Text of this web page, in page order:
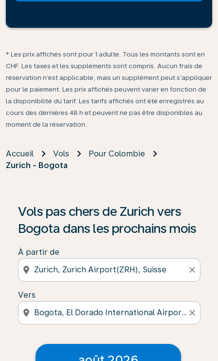
* Les prix affichés sont pour 1 adulte. Tous les montants sont en
CHF. Les taxes et les suppléments sont compris. Aucun frais de
réservation n’est applicable, mais un supplément peut s’appliquer
pour le paiement. Les prix affichés peuvent varier en fonction de
la disponibilité du tarif. Les tarifs affichés ont été enregistrés au
cours des dernières 48 h et peuvent ne pas être disponibles au
moment de la réservation.
Accueil Vols
Pour Colombie
Zurich - Bogota
Vols pas chers de Zurich vers
Bogota dans les prochains mois
À partir de
location_on close
Vers
location_on close